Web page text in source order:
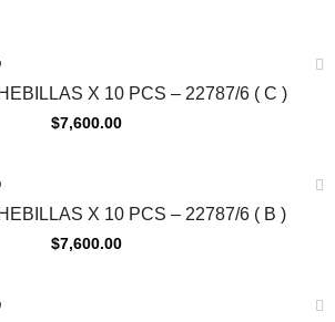
X 10 PCS – 22787/6 ( C )
$7,600.00
X 10 PCS – 22787/6 ( B )
$7,600.00